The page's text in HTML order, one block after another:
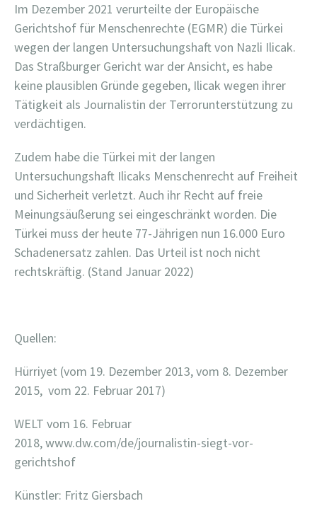
Im Dezember 2021 verurteilte der Europäische
Gerichtshof für Menschenrechte (EGMR) die Türkei
wegen der langen Untersuchungshaft von Nazli Ilicak.
Das Straßburger Gericht war der Ansicht, es habe
keine plausiblen Gründe gegeben, Ilicak wegen ihrer
Tätigkeit als Journalistin der Terrorunterstützung zu
verdächtigen.
Zudem habe die Türkei mit der langen
Untersuchungshaft Ilicaks Menschenrecht auf Freiheit
und Sicherheit verletzt. Auch ihr Recht auf freie
Meinungsäußerung sei eingeschränkt worden. Die
Türkei muss der heute 77-Jährigen nun 16.000 Euro
Schadenersatz zahlen. Das Urteil ist noch nicht
rechtskräftig. (Stand Januar 2022)
Quellen:
Hürriyet (vom 19. Dezember 2013, vom 8. Dezember
2015, vom 22. Februar 2017)
WELT vom 16. Februar
2018, www.dw.com/de/journalistin-siegt-vor-
gerichtshof
Künstler: Fritz Giersbach